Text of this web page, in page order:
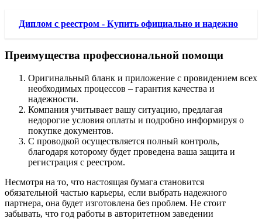
Диплом с реестром - Купить официально и надежно
Преимущества профессиональной помощи
Оригинальный бланк и приложение с провидением всех
необходимых процессов – гарантия качества и
надежности.
Компания учитывает вашу ситуацию, предлагая
недорогие условия оплаты и подробно информируя о
покупке документов.
С проводкой осуществляется полный контроль,
благодаря которому будет проведена ваша защита и
регистрация с реестром.
Несмотря на то, что настоящая бумага становится
обязательной частью карьеры, если выбрать надежного
партнера, она будет изготовлена без проблем. Не стоит
забывать, что год работы в авторитетном заведении